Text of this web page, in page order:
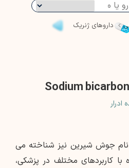
داروهای ژنریک
ادرار
نام جوش شیرین نیز شناخته می
کاربردهای مختلف در پزشکی،